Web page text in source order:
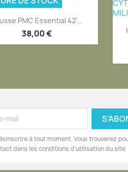
Aperçu rapide
PMC Essential 42'...
38,00 €
à tout moment. Vous trouverez
dans les conditions d'utilisation du site.